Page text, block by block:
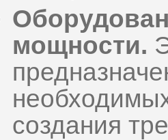
мощности.
создания